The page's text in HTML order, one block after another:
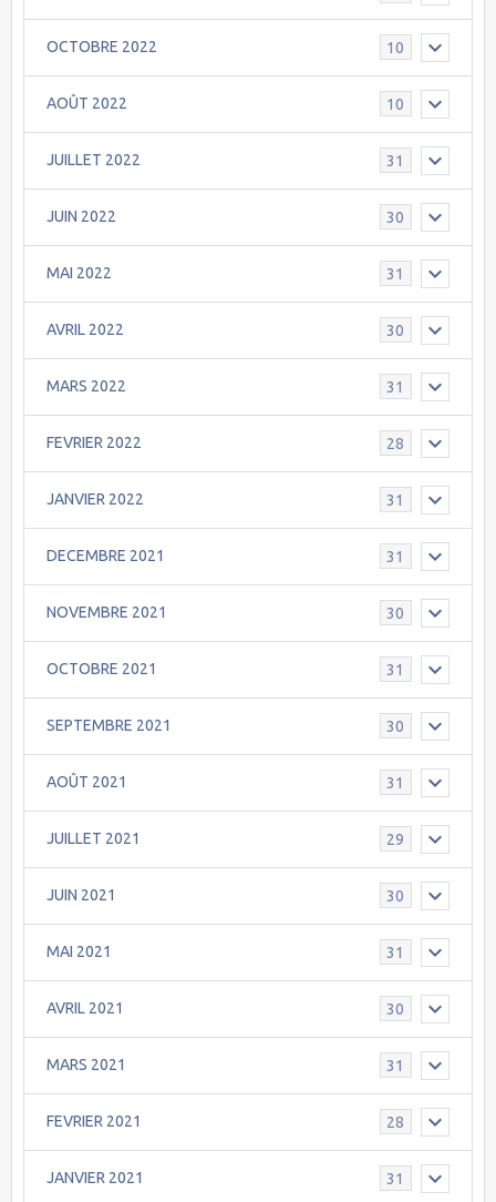
OCTOBRE 2022 10
AOÛT 2022 10
JUILLET 2022 31
JUIN 2022 30
MAI 2022 31
AVRIL 2022 30
MARS 2022 31
FEVRIER 2022 28
JANVIER 2022 31
DECEMBRE 2021 31
NOVEMBRE 2021 30
OCTOBRE 2021 31
SEPTEMBRE 2021 30
AOÛT 2021 31
JUILLET 2021 29
JUIN 2021 30
MAI 2021 31
AVRIL 2021 30
MARS 2021 31
FEVRIER 2021 28
JANVIER 2021 31